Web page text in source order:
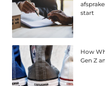
start
How
Gen Z